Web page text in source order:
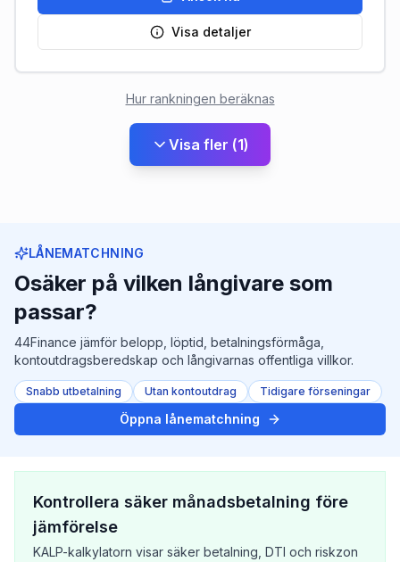
Visa detaljer
Hur rankningen beräknas
Visa fler (1)
LÅNEMATCHNING
Osäker på vilken långivare som
passar?
44Finance jämför belopp, löptid, betalningsförmåga,
kontoutdragsberedskap och långivarnas offentliga villkor.
Snabb utbetalning Utan kontoutdrag Tidigare förseningar
Öppna lånematchning
Kontrollera säker månadsbetalning före
jämförelse
KALP-kalkylatorn visar säker betalning, DTI och riskzon